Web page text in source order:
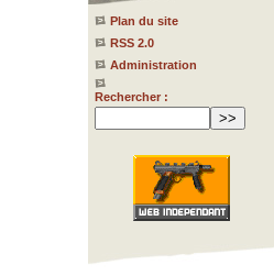
Plan du site
RSS 2.0
Administration
Rechercher :